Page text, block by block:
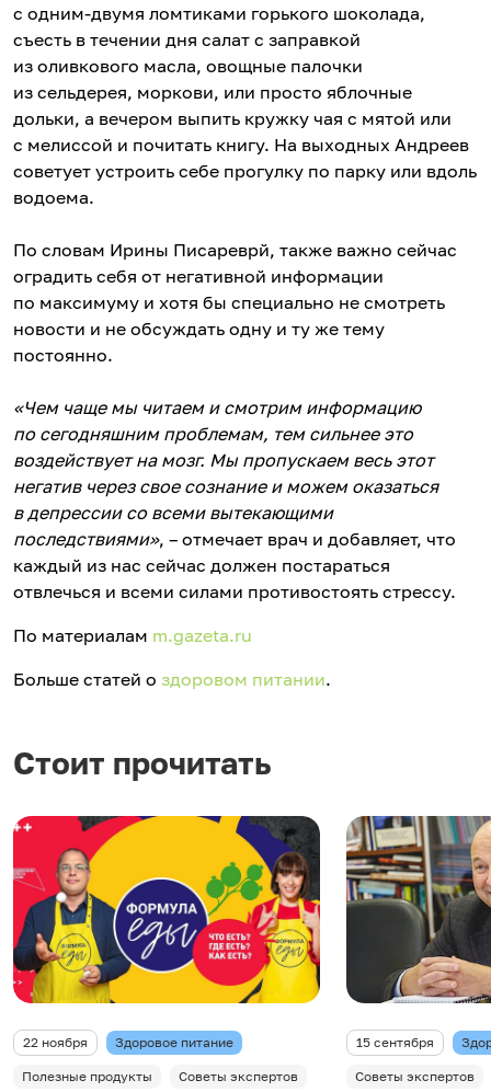
с одним-двумя ломтиками горького шоколада,
съесть в течении дня салат с заправкой
из оливкового масла, овощные палочки
из сельдерея, моркови, или просто яблочные
дольки, а вечером выпить кружку чая с мятой или
с мелиссой и почитать книгу. На выходных Андреев
советует устроить себе прогулку по парку или вдоль
водоема.
По словам Ирины Писареврй, также важно сейчас
оградить себя от негативной информации
по максимуму и хотя бы специально не смотреть
новости и не обсуждать одну и ту же тему
постоянно.
«Чем чаще мы читаем и смотрим информацию
по сегодняшним проблемам, тем сильнее это
воздействует на мозг. Мы пропускаем весь этот
негатив через свое сознание и можем оказаться
в депрессии со всеми вытекающими
последствиями», – отмечает врач и добавляет, что
каждый из нас сейчас должен постараться
отвлечься и всеми силами противостоять стрессу.
По материалам m.gazeta.ru
Больше статей о здоровом питании.
Стоит прочитать
22 ноября Здоровое питание
Полезные продукты Советы экспертов
15 сентября
Советы экспертов